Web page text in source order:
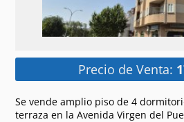
Precio de Venta:
Se vende amplio piso de 4
terraza en la Avenida Virgen del